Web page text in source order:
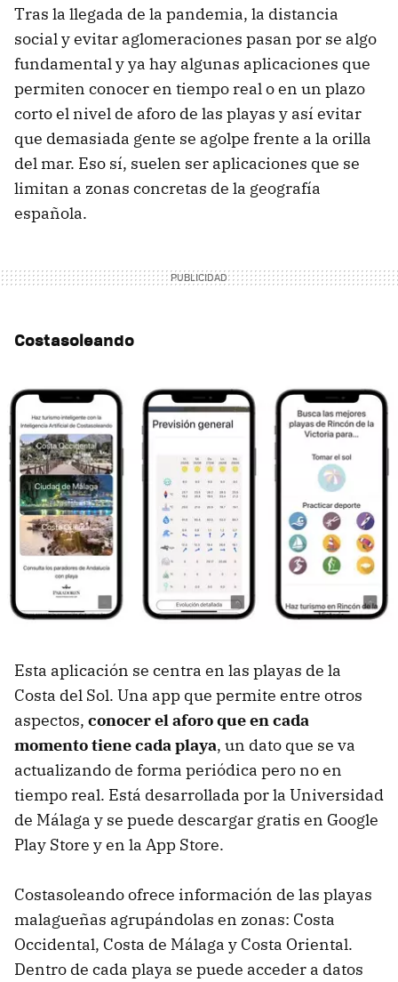
Tras la llegada de la pandemia, la distancia
social y evitar aglomeraciones pasan por se algo
fundamental y ya hay algunas aplicaciones que
permiten conocer en tiempo real o en un plazo
corto el nivel de aforo de las playas y así evitar
que demasiada gente se agolpe frente a la orilla
del mar. Eso sí, suelen ser aplicaciones que se
limitan a zonas concretas de la geografía
española.
Costasoleando
Esta aplicación se centra en las playas de la
Costa del Sol. Una app que permite entre otros
aspectos, conocer el aforo que en cada
momento tiene cada playa, un dato que se va
actualizando de forma periódica pero no en
tiempo real. Está desarrollada por la Universidad
de Málaga y se puede descargar gratis en Google
Play Store y en la App Store.
Costasoleando ofrece información de las playas
malagueñas agrupándolas en zonas: Costa
Occidental, Costa de Málaga y Costa Oriental.
Dentro de cada playa se puede acceder a datos